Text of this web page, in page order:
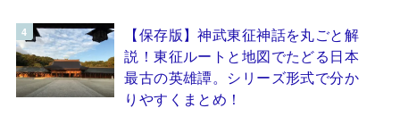
【保存版】神武東征神話を丸ごと解
説！東征ルートと地図でたどる日本
最古の英雄譚。シリーズ形式で分か
りやすくまとめ！